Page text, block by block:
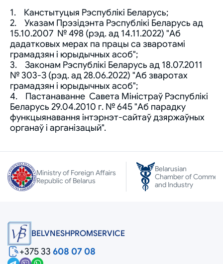
1. Канстытуцыя Рэспублікі Беларусь;
2. Указам Прэзідэнта Рэспублікі Беларусь ад
15.10.2007 № 498 (рэд. ад 14.11.2022) "Аб
дадатковых мерах па працы са зваротамі
грамадзян і юрыдычных асоб";
3. Законам Рэспублікі Беларусь ад 18.07.2011
№ 303-З (рэд. ад 28.06.2022) "Аб зваротах
грамадзян і юрыдычных асоб";
4. Пастанаванне Савета Міністраў Рэспублікі
Беларусь 29.04.2010 г. № 645 "Аб парадку
функцыянавання інтэрнэт-сайтаў дзяржаўных
органаў і арганізацый".
Ministry of Foreign Affairs
Republic of Belarus
Belarusian
Chamber of
and Industry
BELVNESHPROMSERVICE
+375 33 608 07 08